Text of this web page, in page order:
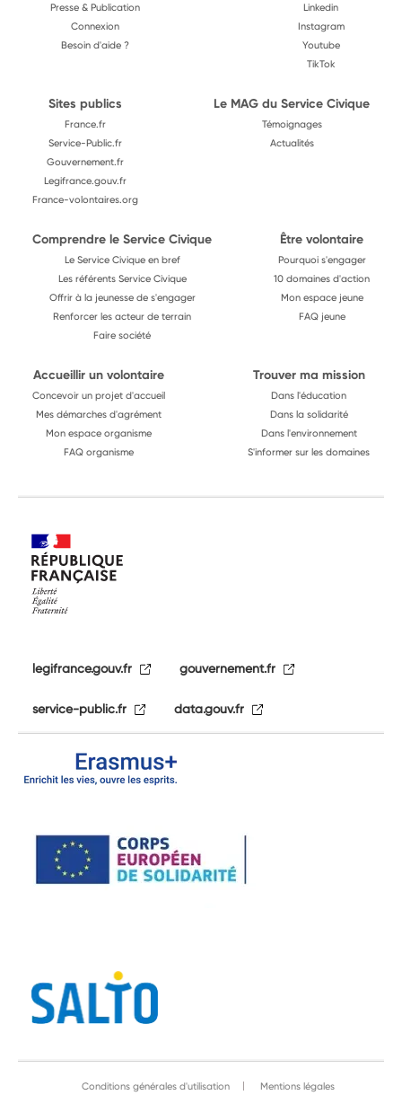
Presse & Publication
Connexion
Besoin d'aide ?
Linkedin
Instagram
Youtube
TikTok
Sites publics
France.fr
Service-Public.fr
Gouvernement.fr
Legifrance.gouv.fr
France-volontaires.org
Le MAG du Service Civique
Témoignages
Actualités
Comprendre le Service Civique
Le Service Civique en bref
Les référents Service Civique
Offrir à la jeunesse de s'engager
Renforcer les acteur de terrain
Faire société
Être volontaire
Pourquoi s'engager
10 domaines d'action
Mon espace jeune
FAQ jeune
Accueillir un volontaire
Concevoir un projet d'accueil
Mes démarches d'agrément
Mon espace organisme
FAQ organisme
Trouver ma mission
Dans l'éducation
Dans la solidarité
Dans l'environnement
S'informer sur les domaines
legifrance.gouv.fr gouvernement.fr
service-public.fr data.gouv.fr
Conditions générales d'utilisation Mentions légales